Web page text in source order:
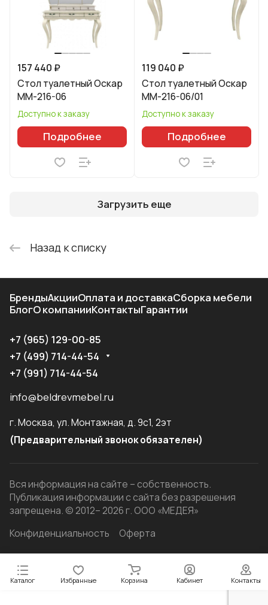
157 440 ₽
Стол туалетный Оскар
ММ-216-06
Доступно к заказу
Подробнее
119 040 ₽
Стол туалетный Оскар
ММ-216-06/01
Доступно к заказу
Подробнее
Загрузить еще
Назад к списку
Каталог Избранные Корзина Кабинет Контакты
БрендыАкцииОплата и доставкаСборка мебели
БлогО компанииКонтактыГарантии
+7 (965) 129-00-85
+7 (499) 714-44-54
+7 (991) 714-44-54
info@beldrevmebel.ru
г. Москва, ул. Монтажная, д. 9с1, 2эт
(Предварительный звонок обязателен)
Вся информация на сайте – собственность.
Публикация информации с сайта без разрешения
запрещена. © 2012– 2026 г. ООО «МЕДЕЯ»
Конфиденциальность
Оферта